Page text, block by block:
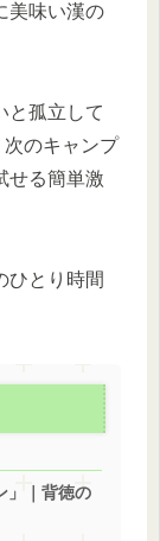
美味い漢の
と孤立して
次のキャンプ
せる簡単激
ひとり時間
」｜背徳の